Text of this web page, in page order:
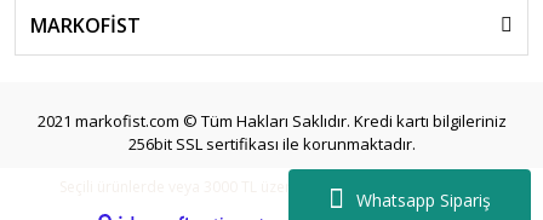
Whatsapp Sipariş
MARKOFİST
2021 markofist.com © Tüm Hakları Saklıdır. Kredi kartı bilgileriniz
256bit SSL sertifikası ile korunmaktadır.
Seçili ürünlerde veya 3000 TL üzeri siparişlerde ücretsiz kargo.